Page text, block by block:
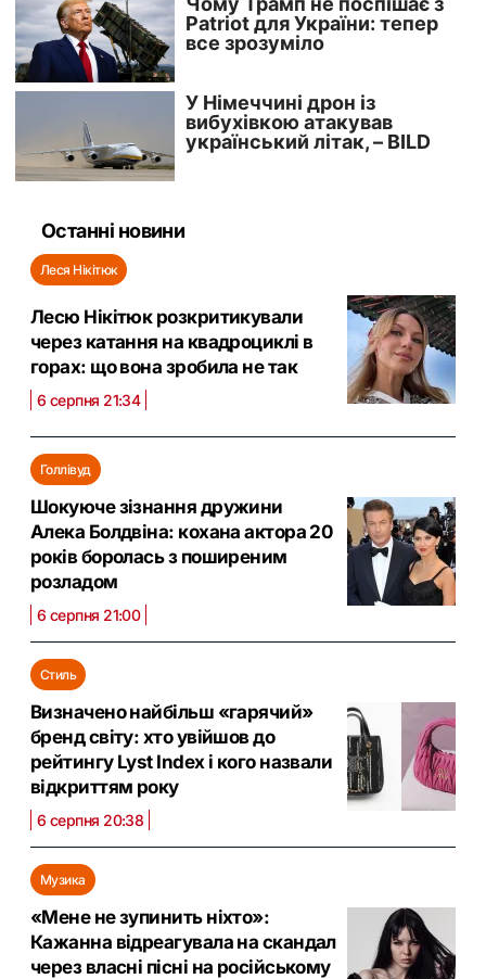
Останні новини
Леся Нікітюк
Лесю Нікітюк розкритикували
через катання на квадроциклі в
горах: що вона зробила не так
6 серпня 21:34
Голлівуд
Шокуюче зізнання дружини
Алека Болдвіна: кохана актора 20
років боролась з поширеним
розладом
6 серпня 21:00
Стиль
Визначено найбільш «гарячий»
бренд світу: хто увійшов до
рейтингу Lyst Index і кого назвали
відкриттям року
6 серпня 20:38
Музика
«Мене не зупинить ніхто»:
Кажанна відреагувала на скандал
через власні пісні на російському